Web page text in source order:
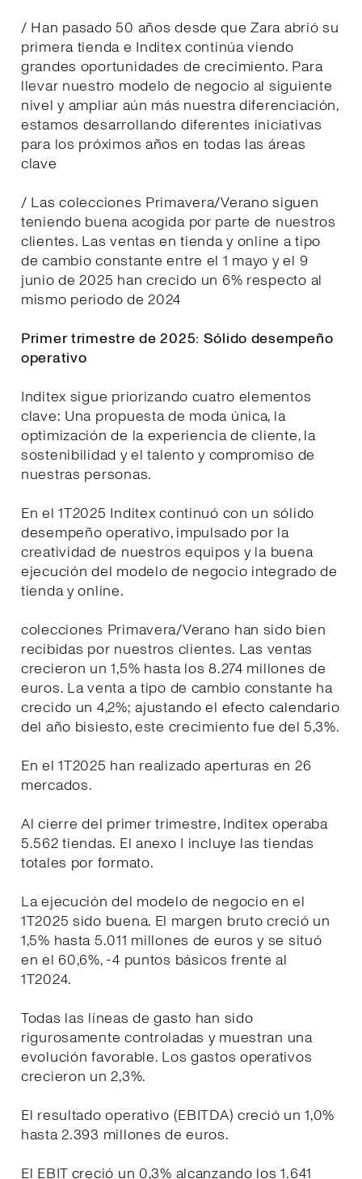
/ Han pasado 50 años desde que Zara abrió su
primera tienda e Inditex continúa viendo
grandes oportunidades de crecimiento. Para
llevar nuestro modelo de negocio al siguiente
nivel y ampliar aún más nuestra diferenciación,
estamos desarrollando diferentes iniciativas
para los próximos años en todas las áreas
clave
/ Las colecciones Primavera/Verano siguen
teniendo buena acogida por parte de nuestros
clientes. Las ventas en tienda y online a tipo
de cambio constante entre el 1 mayo y el 9
junio de 2025 han crecido un 6% respecto al
mismo periodo de 2024
Primer trimestre de 2025: Sólido desempeño
operativo
Inditex sigue priorizando cuatro elementos
clave: Una propuesta de moda única, la
optimización de la experiencia de cliente, la
sostenibilidad y el talento y compromiso de
nuestras personas.
En el 1T2025 Inditex continuó con un sólido
desempeño operativo, impulsado por la
creatividad de nuestros equipos y la buena
ejecución del modelo de negocio integrado de
tienda y online.
colecciones Primavera/Verano han sido bien
recibidas por nuestros clientes. Las ventas
crecieron un 1,5% hasta los 8.274 millones de
euros. La venta a tipo de cambio constante ha
crecido un 4,2%; ajustando el efecto calendario
del año bisiesto, este crecimiento fue del 5,3%.
En el 1T2025 han realizado aperturas en 26
mercados.
Al cierre del primer trimestre, Inditex operaba
5.562 tiendas. El anexo I incluye las tiendas
totales por formato.
La ejecución del modelo de negocio en el
1T2025 sido buena. El margen bruto creció un
1,5% hasta 5.011 millones de euros y se situó
en el 60,6%, -4 puntos básicos frente al
1T2024.
Todas las líneas de gasto han sido
rigurosamente controladas y muestran una
evolución favorable. Los gastos operativos
crecieron un 2,3%.
El resultado operativo (EBITDA) creció un 1,0%
hasta 2.393 millones de euros.
El EBIT creció un 0,3% alcanzando los 1.641